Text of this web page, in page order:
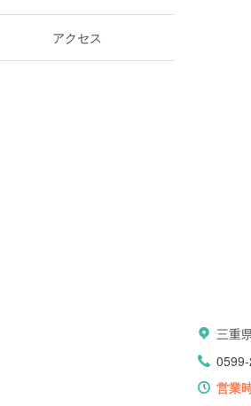
アクセス
三重
営業